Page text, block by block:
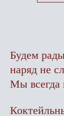
Будем
наряд не
Мы всегда